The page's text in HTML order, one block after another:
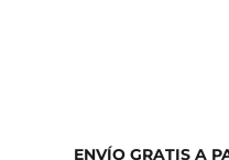
ENVÍO GRATIS A